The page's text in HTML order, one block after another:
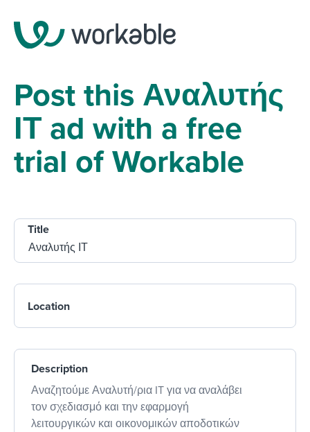
Post this Αναλυτής
ΙΤ ad with a free
trial of Workable
Title
Location
Description
Αναζητούμε Αναλυτή/ρια IT για να αναλάβει
τον σχεδιασμό και την εφαρμογή
λειτουργικών και οικονομικών αποδοτικών